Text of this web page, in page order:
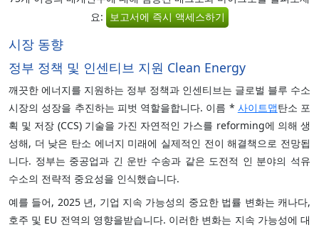
요: 보고서에 즉시 액세스하기
시장 동향
정부 정책 및 인센티브 지원 Clean Energy
깨끗한 에너지를 지원하는 정부 정책과 인센티브는 글로벌 블루 수소
시장의 성장을 추진하는 피벗 역할을합니다. 이름 * 사이트맵탄소 포
획 및 저장 (CCS) 기술을 가진 자연적인 가스를 reforming에 의해 생
성해, 더 낮은 탄소 에너지 미래에 실제적인 전이 해결책으로 전망됩
니다. 정부는 중공업과 긴 운반 수송과 같은 도전적 인 분야의 석유
수소의 전략적 중요성을 인식했습니다.
예를 들어, 2025 년, 기업 지속 가능성의 중요한 법률 변화는 캐나다,
호주 및 EU 전역의 영향을받습니다. 이러한 변화는 지속 가능성에 대